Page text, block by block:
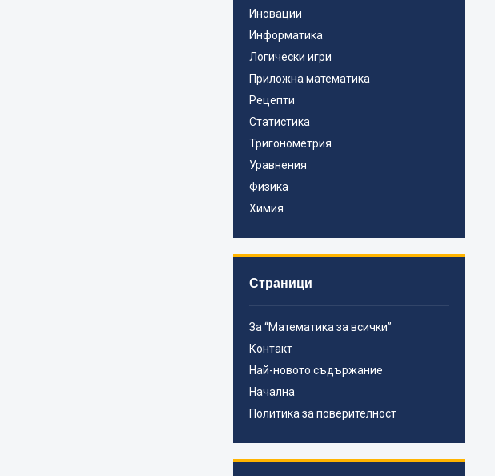
Иновации
Информатика
Логически игри
Приложна математика
Рецепти
Статистика
Тригонометрия
Уравнения
Физика
Химия
Страници
За “Математика за всички”
Контакт
Най-новото съдържание
Начална
Политика за поверителност